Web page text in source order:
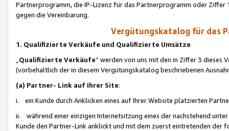
Partnerprogramm, die IP-Lizenz für das Partnerprogramm oder
gegen die Vereinbarung.
Vergütungskatalog für das
1. Qualifizierte Verkäufe und Qualifizierte Umsätze
Qualifizierte Verkäufe“ werden von uns mit den in Ziffer 3
(vorbehaltlich der in diesem Vergütungskatalog beschriebenen
(a) Partner- Link auf Ihrer Site:
i. ein Kunde durch Anklicken eines auf Ihrer Website platzierten
ii. während einer einzigen Internetsitzung eines der nachstehend
Kunde den Partner-Link anklickt und mit dem zuerst eintretenden der